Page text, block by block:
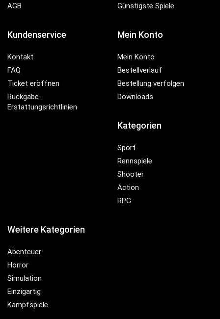
AGB
Günstigste Spiele
Kundenservice
Kontakt
FAQ
Ticket eröffnen
Rückgabe-
Erstattungsrichtlinien
Mein Konto
Mein Konto
Bestellverlauf
Bestellung verfolgen
Downloads
Kategorien
Sport
Rennspiele
Shooter
Action
RPG
Weitere Kategorien
Abenteuer
Horror
Simulation
Einzigartig
Kampfspiele